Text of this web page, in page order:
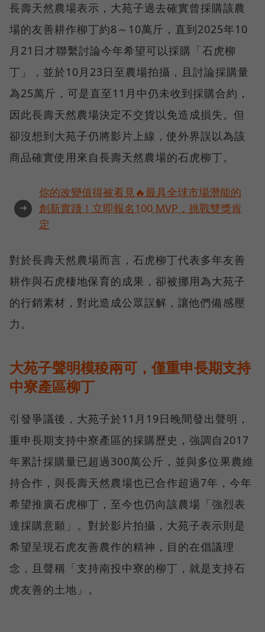
長壽天然農場表示，大苑子過去確實曾採購該農
場的友善耕作柳丁約8～10萬斤，直到2025年10
月21日才聯繫討論今年希望可以採購「石虎柳
丁」，並於10月23日至農場拍攝，且討論採購量
為25萬斤，可是直至11月中仍未收到採購合約，
因此長壽天然農場決定不交貨以免造成損失。但
卻沒想到大苑子仍將影片上線，使外界誤以為該
商品確實使用來自長壽天然農場的石虎柳丁。
➜
你的改變值得被看見🔥最具全球市場潛能的
創新實踐！立即報名100 MVP，挑戰雙獎肯
定
對於長壽天然農場而言，石虎柳丁代表多年友善
耕作與石虎棲地保育的成果，卻被挪用為大苑子
的行銷素材，對此造成公眾誤解，讓他們備感壓
力。
大苑子聲明模稜兩可，僅重申長期支持
中寮產區柳丁
引發爭議後，大苑子於11月19日晚間發出聲明，
重申長期支持中寮產區的採購歷史，強調自2017
年累計採購量已超過300萬公斤，並與多位果農維
持合作，與長壽天然農場也已合作超過7年，今年
希望推廣石虎柳丁，至今也仍向該農場「強烈表
達採購意願」。對於影片拍攝，大苑子表示則是
希望呈現石虎友善農作的精神，目的在倡議理
念，且聲稱「支持南投中寮的柳丁，就是支持石
虎友善的土地」。